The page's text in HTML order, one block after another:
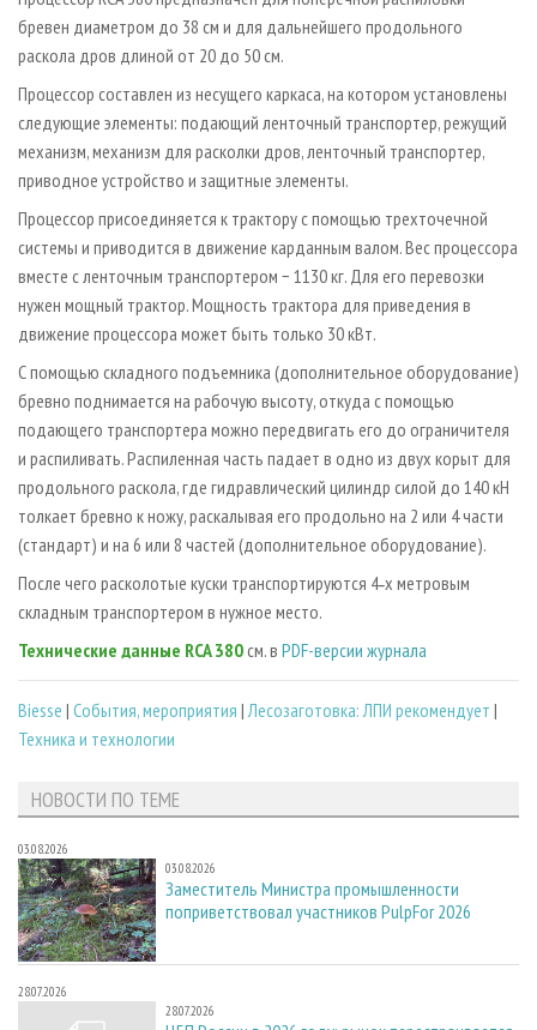
СУШКА ДРЕВЕСИНЫ
ПРОИЗВОДСТВО ДРЕВЕСНЫХ ПЛИТ
ДЕРЕВЯННОЕ ДОМОСТРОЕНИЕ
ПРОИЗВОДСТВО МЕБЕЛИ
БИОЭНЕРГЕТИКА
ЦБП
ИНСТРУМЕНТ И МАТЕРИАЛЫ
ПЕРСОНЫ
МОБИЛЬНЫЕ ВЫСТАВКИ
ОФИЦИАЛЬНЫЕ ДЕЛЕГАЦИИ
ПРИОРИТЕТНЫЕ ИНВЕСТПРОЕКТЫ
RUSSIAN FORESTRY REVIEW
ГАЗЕТА ЛЕСПРОМФОРУМ
БИБЛИОТЕКА СПЕЦИАЛИСТА
КОНТАКТЫ
РЕКЛАМА
РЕКЛАМА НА САЙТЕ
бревен диаметром до 38 см и для дальнейшего продольного
раскола дров длиной от 20 до 50 cм.
Процессор составлен из несущего каркаса, на котором установлены
следующие элементы: подающий ленточный транспортер, режущий
механизм, механизм для расколки дров, ленточный транспортер,
приводное устройство и защитные элементы.
Процессор присоединяется к трактору c помощью трехточечной
системы и приводится в движение карданным валом. Вес процессора
вместе с ленточным транспортером − 1130 кг. Для его перевозки
нужен мощный трактор. Мощность трактора для приведения в
движение процессора может быть только 30 кВт.
С помощью складного подъемника (дополнительное оборудование)
бревно поднимается на рабочую высоту, откуда с помощью
подающего транспортера можно передвигать его до ограничителя
и распиливать. Распиленная часть падает в одно из двух корыт для
продольного раскола, где гидравлический цилиндр силой до 140 кН
толкает бревно к ножу, раскалывая его продольно на 2 или 4 части
(стандарт) и на 6 или 8 частей (дополнительное оборудование).
После чего расколотые куски транспортируются 4‑х метровым
складным транспортером в нужное место.
Технические данные RCA 380 см. в PDF-версии журнала
Biesse | События, мероприятия |Лесозаготовка: ЛПИ рекомендует |
Техника и технологии
НОВОСТИ ПО ТЕМЕ
03.08.2026
03.08.2026
Заместитель Министра промышленности
поприветствовал участников PulpFor 2026
28.07.2026
28.07.2026